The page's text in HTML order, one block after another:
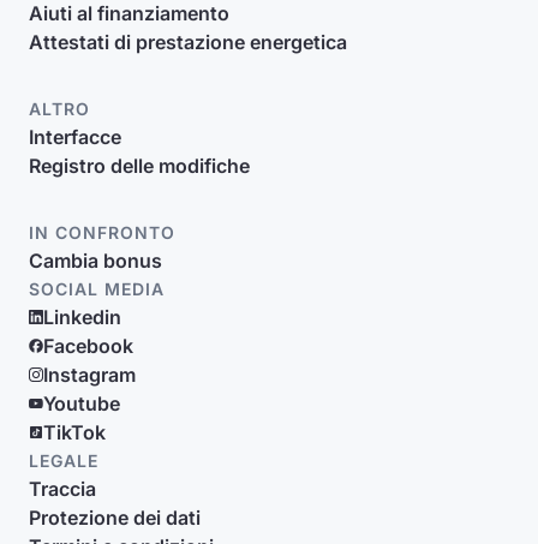
Aiuti al finanziamento
Attestati di prestazione energetica
ALTRO
Interfacce
Registro delle modifiche
IN CONFRONTO
Cambia bonus
SOCIAL MEDIA
Linkedin
Facebook
Instagram
Youtube
TikTok
LEGALE
Traccia
Protezione dei dati